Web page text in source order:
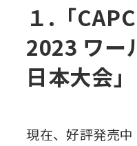
１.「
2023 ワー
日本大会
現在、好評発売